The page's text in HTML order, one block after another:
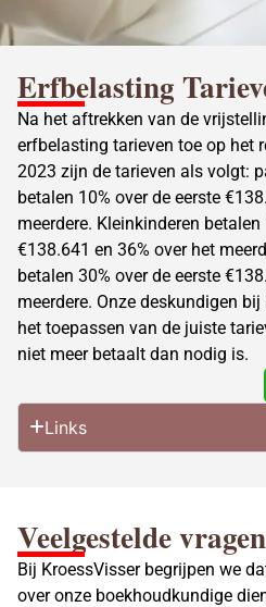
Erfbelasting
Na het aftrekken van de
erfbelasting tarieven toe op het
2023 zijn de tarieven als volgt:
betalen 10% over de eerste
meerdere. Kleinkinderen betalen
€138.641 en 36% over het
betalen 30% over de eerste
meerdere. Onze deskundigen
het toepassen van de juiste
niet meer betaalt dan nodig is.
Links
Veelgestelde vragen
Bij KroessVisser begrijpen we
over onze boekhoudkundige